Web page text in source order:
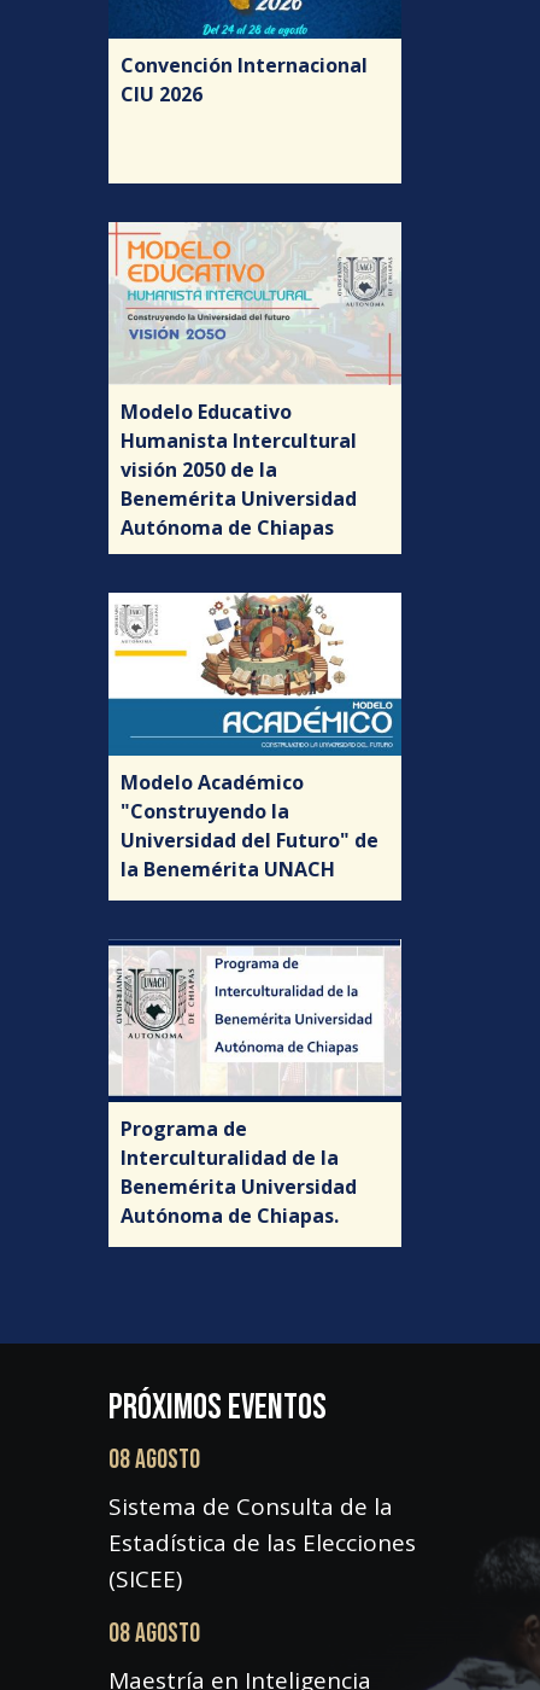
Convención Internacional
CIU 2026
Modelo Educativo
Humanista Intercultural
visión 2050 de la
Benemérita Universidad
Autónoma de Chiapas
Modelo Académico
"Construyendo la
Universidad del Futuro" de
la Benemérita UNACH
Programa de
Interculturalidad de la
Benemérita Universidad
Autónoma de Chiapas.
PRÓXIMOS EVENTOS
08 AGOSTO
Sistema de Consulta de la
Estadística de las Elecciones
(SICEE)
08 AGOSTO
Maestría en Inteligencia